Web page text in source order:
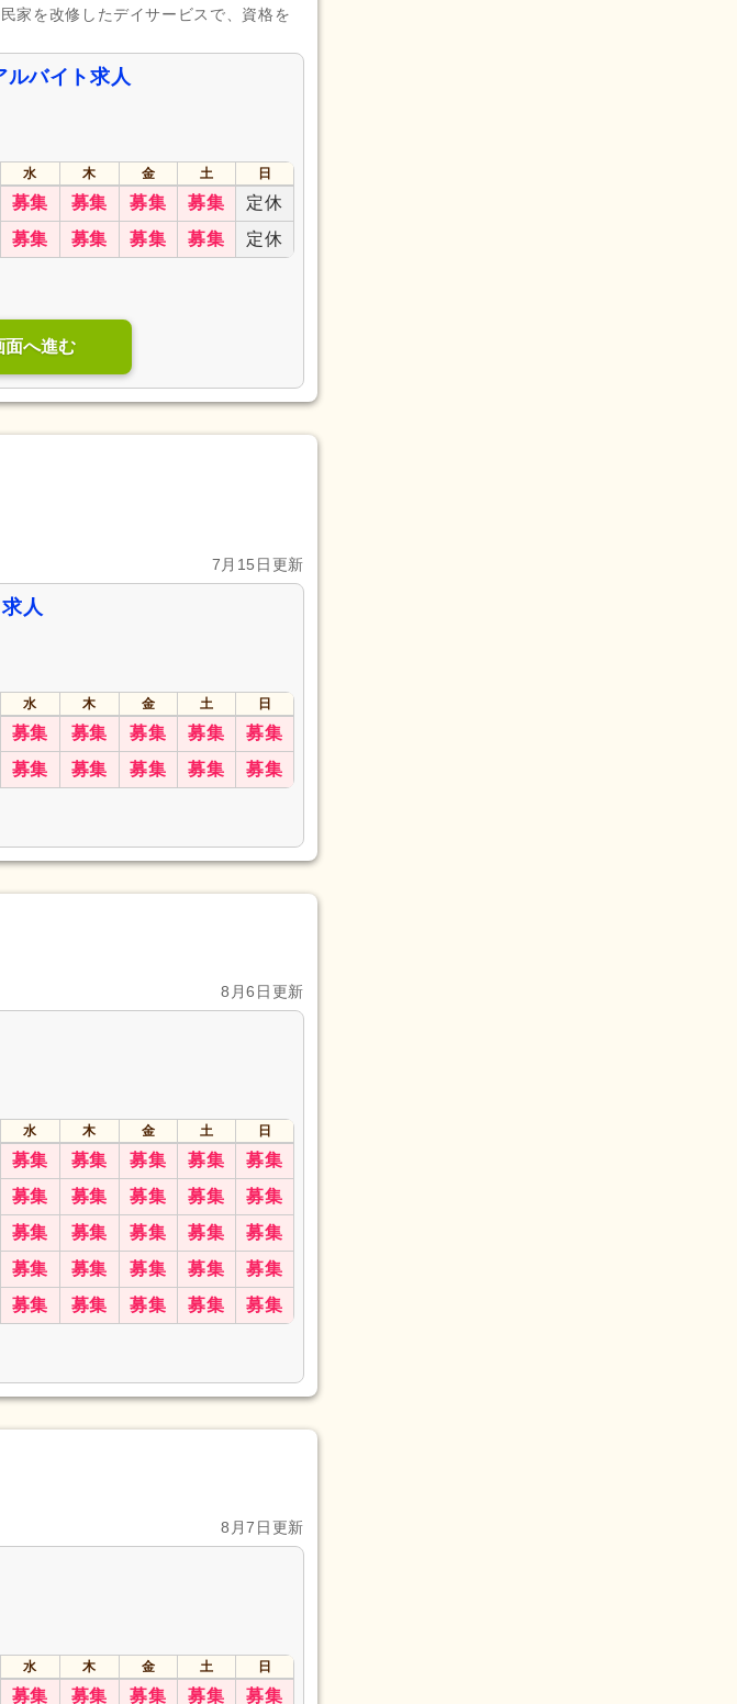
家を改修したデイサービスで、資格を
バイト求人
水 木 金 土 日
募集 募集 募集 募集 定休
募集 募集 募集 募集 定休
面へ進む
7月15日更新
人
水 木 金 土 日
募集 募集 募集 募集 募集
募集 募集 募集 募集 募集
8月6日更新
水 木 金 土 日
募集 募集 募集 募集 募集
募集 募集 募集 募集 募集
募集 募集 募集 募集 募集
募集 募集 募集 募集 募集
募集 募集 募集 募集 募集
8月7日更新
水 木 金 土
日
募集 募集 募集 募集 募集